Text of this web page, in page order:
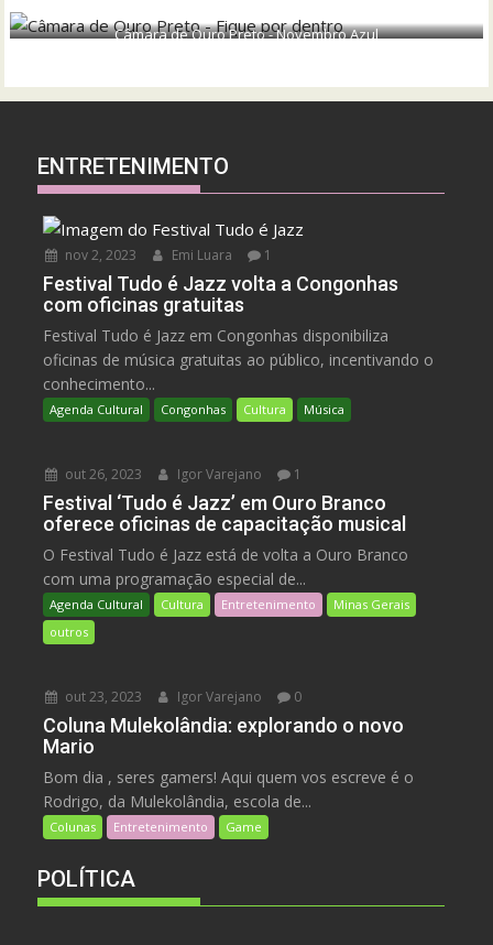
Câmara de Ouro Preto - Novembro Azul
ENTRETENIMENTO
nov 2, 2023 Emi Luara 1
Festival Tudo é Jazz volta a Congonhas
com oficinas gratuitas
Festival Tudo é Jazz em Congonhas disponibiliza
oficinas de música gratuitas ao público, incentivando o
conhecimento...
Agenda Cultural Congonhas Cultura Música
out 26, 2023 Igor Varejano 1
Festival ‘Tudo é Jazz’ em Ouro Branco
oferece oficinas de capacitação musical
O Festival Tudo é Jazz está de volta a Ouro Branco
com uma programação especial de...
Agenda Cultural Cultura Entretenimento
Minas Gerais
outros
out 23, 2023 Igor Varejano 0
Coluna Mulekolândia: explorando o novo
Mario
Bom dia , seres gamers! Aqui quem vos escreve é o
Rodrigo, da Mulekolândia, escola de...
Colunas Entretenimento Game
POLÍTICA